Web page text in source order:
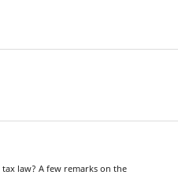
law? A few remarks on the